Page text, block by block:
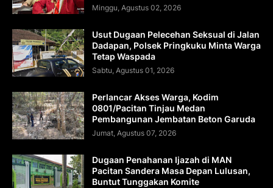
Minggu, Agustus 02, 2026
Usut Dugaan Pelecehan Seksual di Jalan
Dadapan, Polsek Pringkuku Minta Warga
Tetap Waspada
Sabtu, Agustus 01, 2026
Perlancar Akses Warga, Kodim
0801/Pacitan Tinjau Medan
Pembangunan Jembatan Beton Garuda
Jumat, Agustus 07, 2026
Dugaan Penahanan Ijazah di MAN
Pacitan Sandera Masa Depan Lulusan,
Buntut Tunggakan Komite